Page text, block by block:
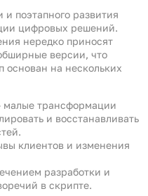
поэтапного развития
цифровых решений.
нередко приносят
версии, что
основан на нескольких
малые трансформации
и восстанавливать
клиентов и изменения
разработки и
в скрипте.